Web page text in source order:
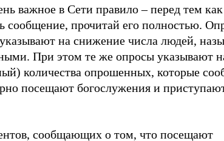
важное в Сети правило – перед тем как
сообщение, прочитай его полностью.
указывают на снижение числа людей,
При этом те же опросы указывают
количества опрошенных, которые
посещают богослужения и
сообщающих о том, что посещают